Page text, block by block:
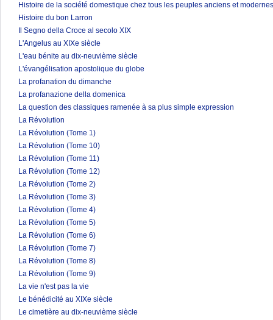
Histoire de la société domestique chez tous les peuples anciens et
Histoire du bon Larron
Il Segno della Croce al secolo XIX
L'Angelus au XIXe siècle
L'eau bénite au dix-neuvième siècle
L'évangélisation apostolique du globe
La profanation du dimanche
La profanazione della domenica
La question des classiques ramenée à sa plus simple expression
La Révolution
La Révolution (Tome 1)
La Révolution (Tome 10)
La Révolution (Tome 11)
La Révolution (Tome 12)
La Révolution (Tome 2)
La Révolution (Tome 3)
La Révolution (Tome 4)
La Révolution (Tome 5)
La Révolution (Tome 6)
La Révolution (Tome 7)
La Révolution (Tome 8)
La Révolution (Tome 9)
La vie n'est pas la vie
Le bénédicité au XIXe siècle
Le cimetière au dix-neuvième siècle